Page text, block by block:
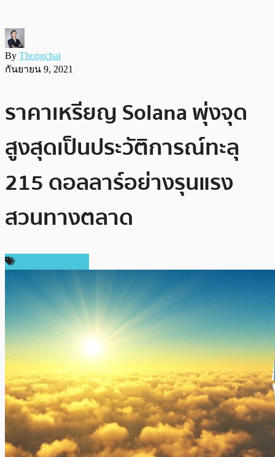
By Thongchai
กันยายน 9, 2021
ราคาเหรียญ Solana พุ่งจุด
สูงสุดเป็นประวัติการณ์ทะลุ
215 ดอลลาร์อย่างรุนแรง
สวนทางตลาด